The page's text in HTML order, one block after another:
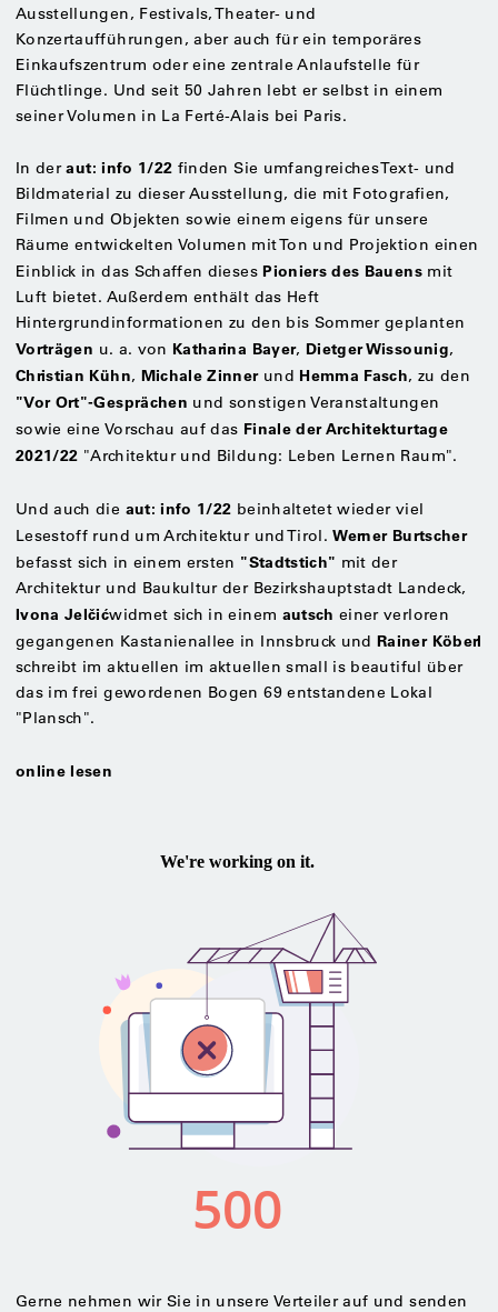
Ausstellungen, Festivals, Theater- und
Konzertaufführungen, aber auch für ein temporäres
Einkaufszentrum oder eine zentrale Anlaufstelle für
Flüchtlinge. Und seit 50 Jahren lebt er selbst in einem
seiner Volumen in La Ferté-Alais bei Paris.
In der aut: info 1/22 finden Sie umfangreiches Text- und
Bildmaterial zu dieser Ausstellung, die mit Fotografien,
Filmen und Objekten sowie einem eigens für unsere
Räume entwickelten Volumen mit Ton und Projektion einen
Einblick in das Schaffen diesesPioniers des Bauensmit
Luft bietet. Außerdem enthält das Heft
Hintergrundinformationen zu den bis Sommer geplanten
Vorträgen u. a. von Katharina Bayer, Dietger Wissounig,
Christian Kühn, Michale Zinnerund Hemma Fasch, zu den
"Vor Ort"-Gesprächen und sonstigen Veranstaltungen
sowie eine Vorschau auf das Finale der Architekturtage
2021/22 "Architektur und Bildung: Leben Lernen Raum".
Und auch die aut: info 1/22 beinhaltetet wieder viel
Lesestoff rund um Architektur und Tirol.Werner Burtscher
befasst sich in einem ersten "Stadtstich" mit der
Architektur und Baukultur der Bezirkshauptstadt Landeck,
Ivona Jelčićwidmet sich in einem autsch einer verloren
gegangenen Kastanienallee in Innsbruck undRainer Köberl
schreibt im aktuellen im aktuellen small is beautiful über
das im frei gewordenen Bogen 69 entstandene Lokal
"Plansch".
online lesen
Gerne nehmen wir Sie in unsere Verteiler auf und senden